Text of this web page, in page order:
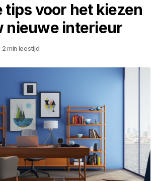
tips voor het kiezen
nieuwe interieur
2 min leestijd